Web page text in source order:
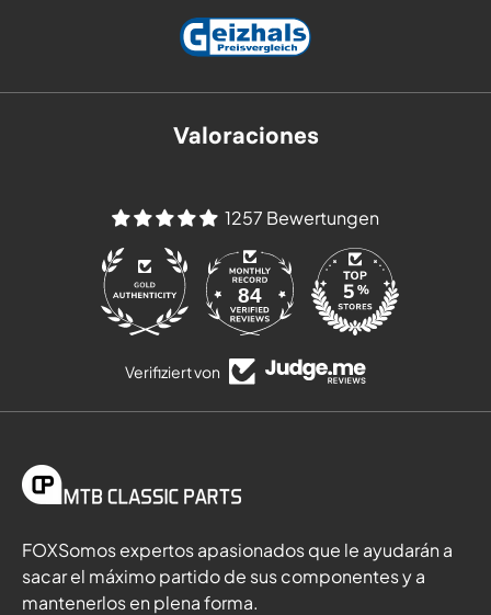
Valoraciones
1257 Bewertungen
84
Verifiziert von
FOXSomos expertos apasionados que le ayudarán a
sacar el máximo partido de sus componentes y a
mantenerlos en plena forma.